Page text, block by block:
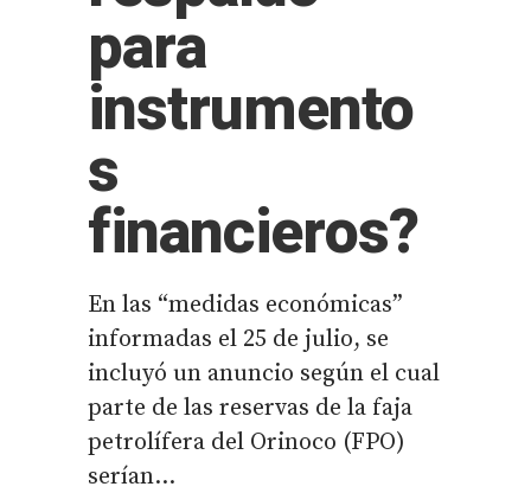
para
instrumento
s
financieros?
En las “medidas económicas”
informadas el 25 de julio, se
incluyó un anuncio según el cual
parte de las reservas de la faja
petrolífera del Orinoco (FPO)
serían...